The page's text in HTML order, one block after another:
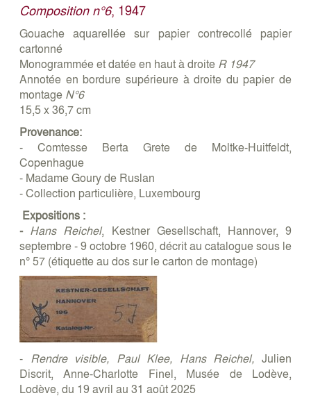
Composition n°6, 1947
Gouache aquarellée sur papier contrecollé papier
cartonné
Monogrammée et datée en haut à droite R 1947
Annotée en bordure supérieure à droite du papier de
montage N°6
15,5 x 36,7 cm
Provenance:
- Comtesse Berta Grete de Moltke-Huitfeldt,
Copenhague
- Madame Goury de Ruslan
- Collection particulière, Luxembourg
Expositions :
- Hans Reichel, Kestner Gesellschaft, Hannover, 9
septembre - 9 octobre 1960, décrit au catalogue sous le
n° 57 (étiquette au dos sur le carton de montage)
- Rendre visible, Paul Klee, Hans Reichel, Julien
Discrit, Anne-Charlotte Finel, Musée de Lodève,
Lodève, du 19 avril au 31 août 2025